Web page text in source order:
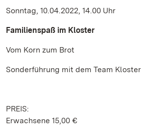
Sonntag, 10.04.2022, 14.00 Uhr
Familienspaß im Kloster
Vom Korn zum Brot
Sonderführung mit dem Team
PREIS:
Erwachsene 15,00 €